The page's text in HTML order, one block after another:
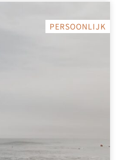
PERSOONLIJK